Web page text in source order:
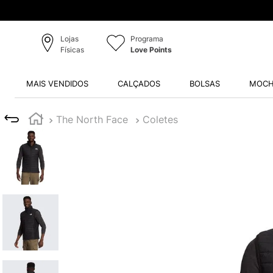
Lojas
Físicas
Programa
Love Points
MAIS VENDIDOS CALÇADOS BOLSAS
The North Face Coletes